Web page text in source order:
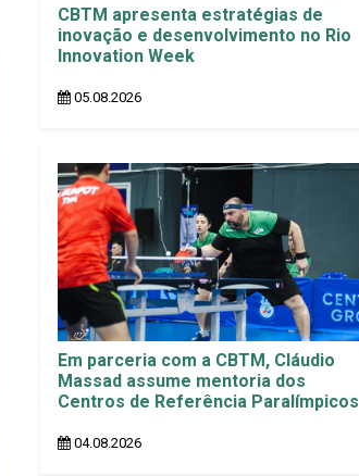
CBTM apresenta estratégias de
inovação e desenvolvimento no Rio
Innovation Week
05.08.2026
Em parceria com a CBTM, Cláudio
Massad assume mentoria dos
Centros de Referência Paralímpicos
04.08.2026